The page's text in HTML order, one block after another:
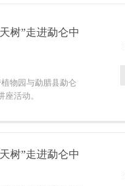
树”走进勐仑中
物园与勐腊县勐仑
活动。
树”走进勐仑中